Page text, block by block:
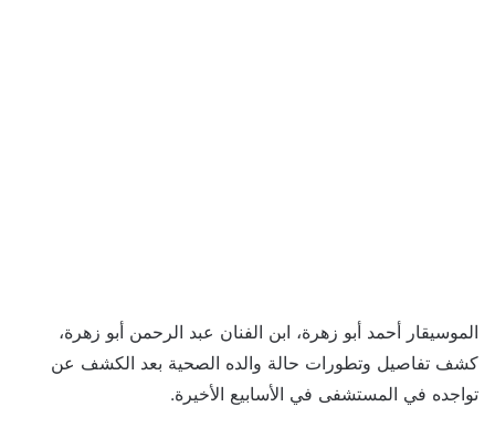
الموسيقار أحمد أبو زهرة، ابن الفنان عبد الرحمن أبو زهرة،
كشف تفاصيل وتطورات حالة والده الصحية بعد الكشف عن
تواجده في المستشفى في الأسابيع الأخيرة.